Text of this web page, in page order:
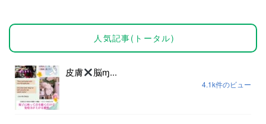
人気記事(トータル)
皮膚 脳ɱ...
4.1k件のビュー